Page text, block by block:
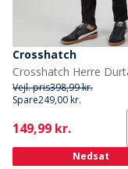
Crosshatch
Vejl. pris398,99 kr.
Spare249,00 kr.
Current
149,99 kr.
Nedsat